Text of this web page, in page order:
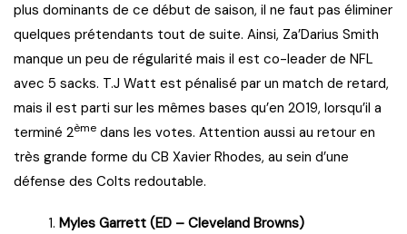
plus dominants de ce début de saison, il ne faut pas éliminer
quelques prétendants tout de suite. Ainsi, Za’Darius Smith
manque un peu de régularité mais il est co-leader de NFL
avec 5 sacks. T.J Watt est pénalisé par un match de retard,
mais il est parti sur les mêmes bases qu’en 2019, lorsqu’il a
terminé 2ème dans les votes. Attention aussi au retour en
très grande forme du CB Xavier Rhodes, au sein d’une
défense des Colts redoutable.
Myles Garrett (ED – Cleveland Browns)